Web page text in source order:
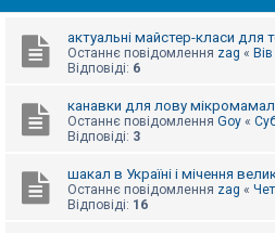
Т
м
б
д
о
актуальні майстер-класи для
Останнє повідомлення zag «
Відповіді: 6
канавки для лову
Останнє повідомлення Goy «
Відповіді: 3
шакал в Україні і мічення
Останнє повідомлення zag «
Відповіді: 16